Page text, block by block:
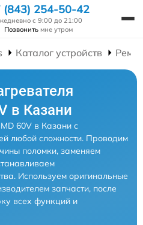
(843) 254-50-42
с 9:00 до 21:00
Позвонить мне утром
Каталог устройств
в Казани
60V в Казани с
любой сложности. Проводим
поломки, заменяем
Используем оригинальные
запчасти, после
всех функций и